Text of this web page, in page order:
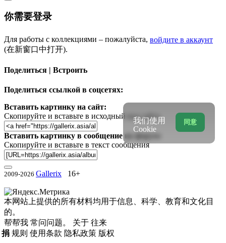
你需要登录
Для работы с коллекциями – пожалуйста, войдите в аккаунт
(在新窗口中打开).
Поделиться | Встроить
Поделиться ссылкой в соцсетях:
Вставить картинку на сайт:
Скопируйте и вставьте в исходный код сайта
Вставить картинку в сообщение на форум:
Скопируйте и вставьте в текст сообщения
2009-2026 Gallerix 16+
本网站上提供的所有材料均用于信息、科学、教育和文化目
的。
帮帮我 常问问题。 关于 往来
捐 规则 使用条款 隐私政策 版权
同意
我们使用
Cookie